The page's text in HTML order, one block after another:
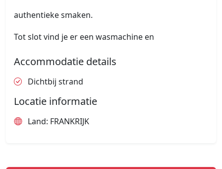
authentieke smaken.
Tot slot vind je er een wasmachine en
Accommodatie details
Dichtbij strand
Locatie informatie
Land: FRANKRIJK